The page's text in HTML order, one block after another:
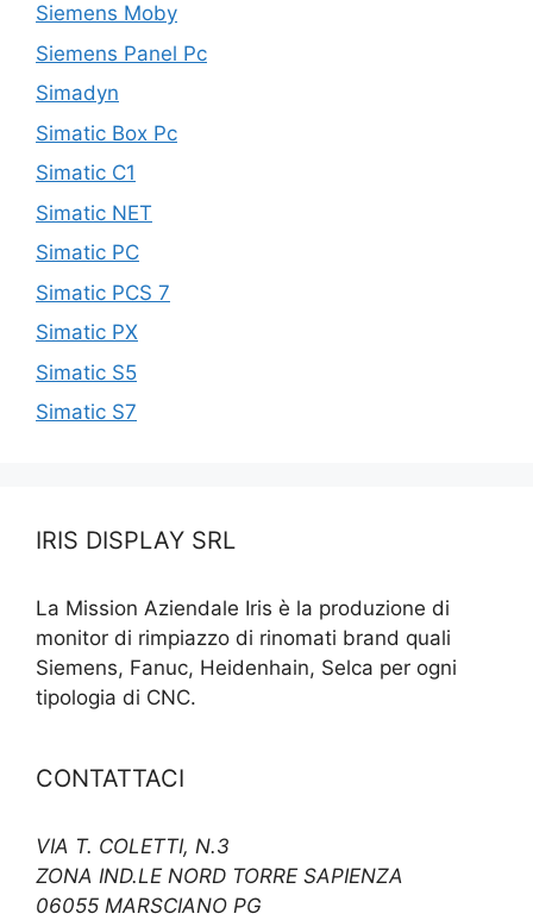
Siemens Moby
Siemens Panel Pc
Simadyn
Simatic Box Pc
Simatic C1
Simatic NET
Simatic PC
Simatic PCS 7
Simatic PX
Simatic S5
Simatic S7
IRIS DISPLAY SRL
La Mission Aziendale Iris è la produzione di
monitor di rimpiazzo di rinomati brand quali
Siemens, Fanuc, Heidenhain, Selca per ogni
tipologia di CNC.
CONTATTACI
VIA T. COLETTI, N.3
ZONA IND.LE NORD TORRE SAPIENZA
06055 MARSCIANO PG